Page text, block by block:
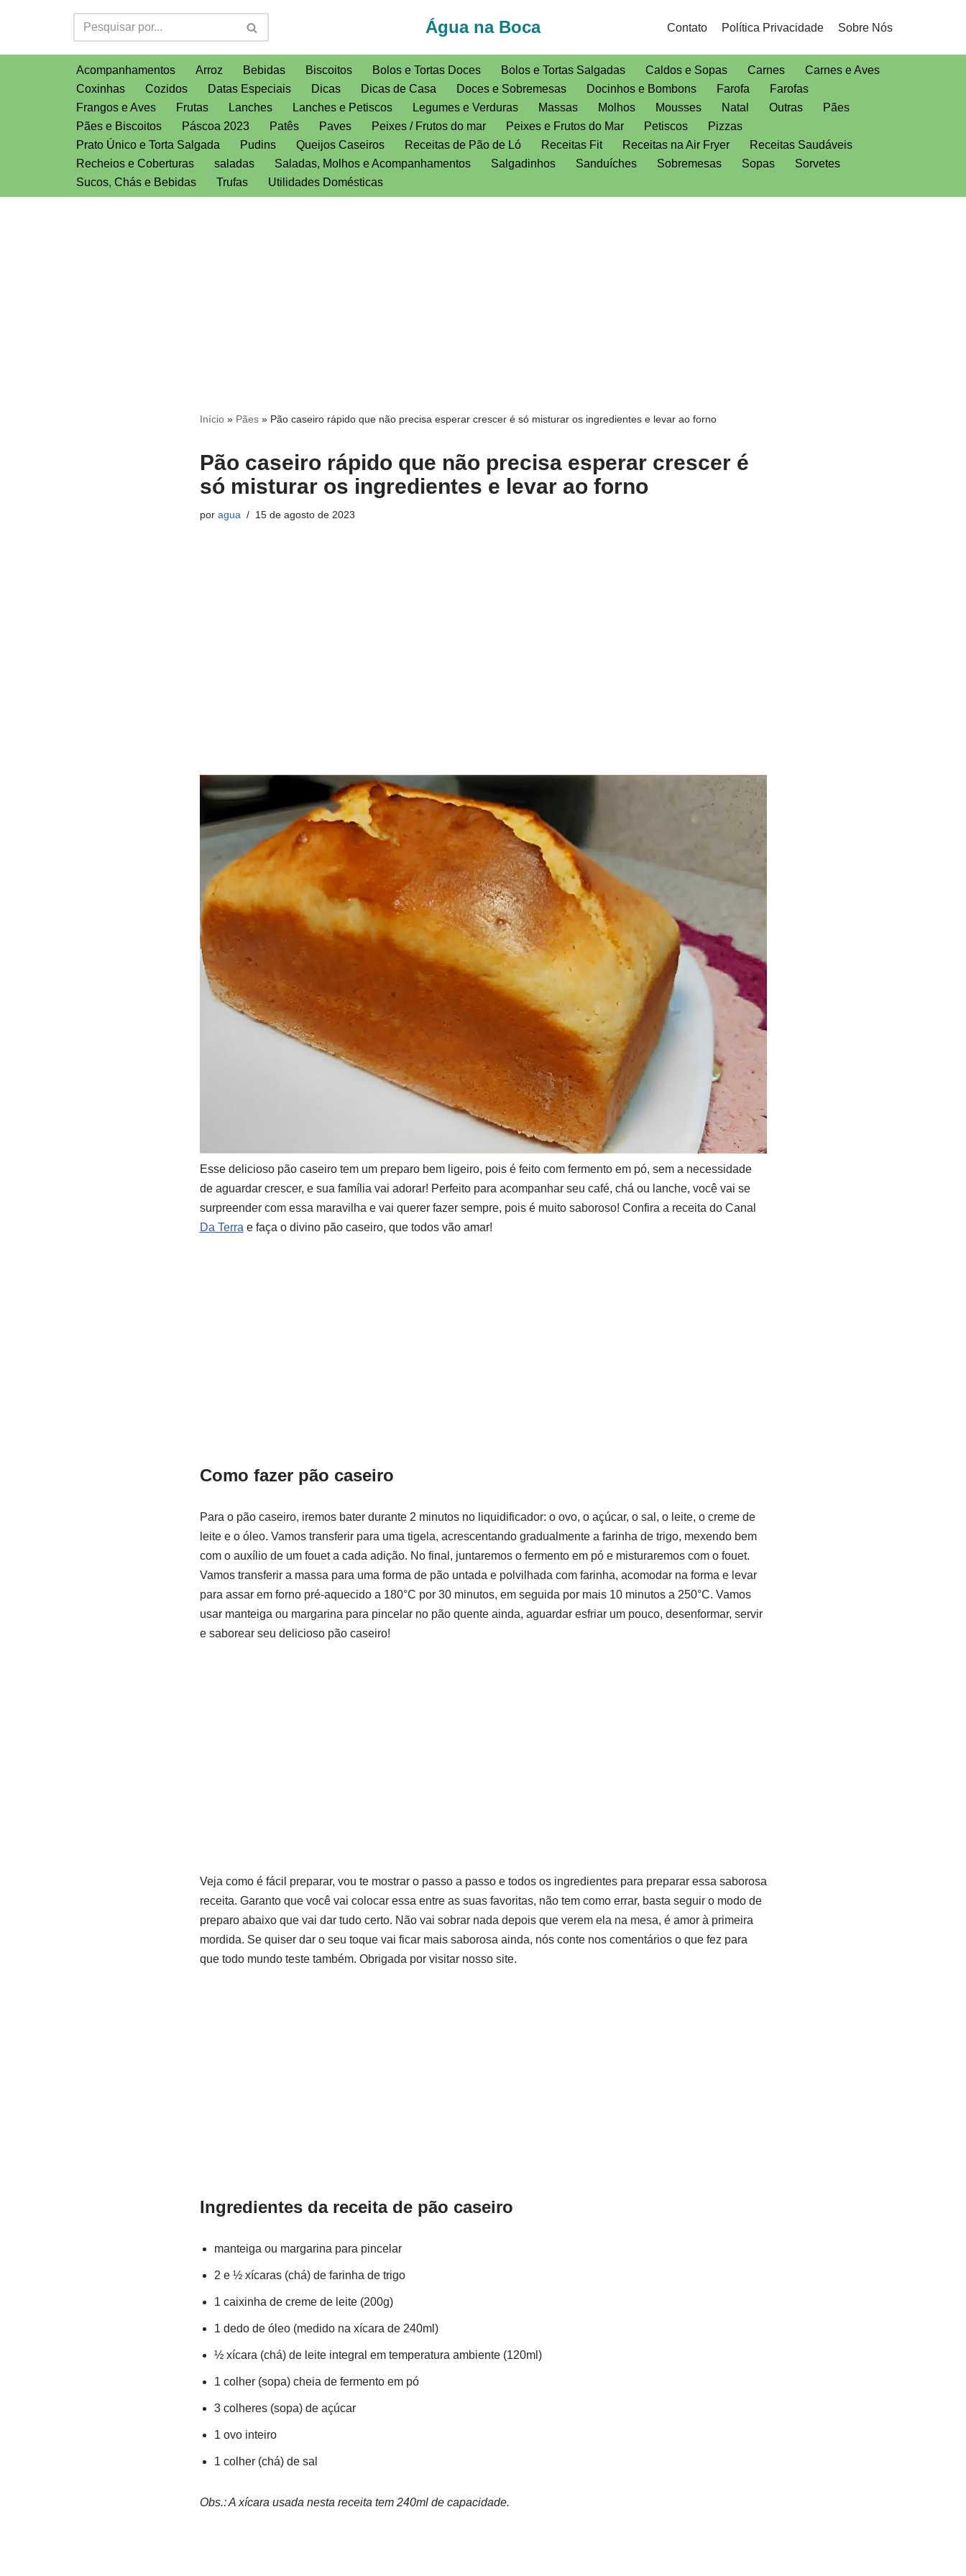
Água na Boca Contato Política Privacidade Sobre Nós
Acompanhamentos Arroz Bebidas Biscoitos Bolos e Tortas Doces Bolos e Tortas Salgadas Caldos e Sopas Carnes
Carnes e Aves
Coxinhas
Cozidos Datas Especiais Dicas Dicas de Casa Doces e Sobremesas Docinhos e Bombons Farofa
Farofas
Frangos e Aves
Frutas Lanches Lanches e Petiscos Legumes e Verduras Massas Molhos Mousses Natal Outras
Pães
Pães e Biscoitos
Páscoa 2023 Patês Paves Peixes / Frutos do mar Peixes e Frutos do Mar Petiscos
Pizzas
Prato Único e Torta Salgada
Pudins Queijos Caseiros Receitas de Pão de Ló Receitas Fit Receitas na Air Fryer
Receitas Saudáveis
Recheios e Coberturas
saladas Saladas, Molhos e Acompanhamentos Salgadinhos Sanduíches Sobremesas Sopas
Sorvetes
Sucos, Chás e Bebidas
Trufas Utilidades Domésticas
Início» Pães» Pão caseiro rápido que não precisa esperar crescer é só misturar os ingredientes e levar ao forno
Pão caseiro rápido que não precisa esperar crescer é
só misturar os ingredientes e levar ao forno
por agua 15 de agosto de 2023
Esse delicioso pão caseiro tem um preparo bem ligeiro, pois é feito com fermento em pó, sem a necessidade
de aguardar crescer, e sua família vai adorar! Perfeito para acompanhar seu café, chá ou lanche, você vai se
surpreender com essa maravilha e vai querer fazer sempre, pois é muito saboroso! Confira a receita do Canal
Da Terra e faça o divino pão caseiro, que todos vão amar!
Como fazer pão caseiro
Para o pão caseiro, iremos bater durante 2 minutos no liquidificador: o ovo, o açúcar, o sal, o leite, o creme de
leite e o óleo. Vamos transferir para uma tigela, acrescentando gradualmente a farinha de trigo, mexendo bem
com o auxílio de um fouet a cada adição. No final, juntaremos o fermento em pó e misturaremos com o fouet.
Vamos transferir a massa para uma forma de pão untada e polvilhada com farinha, acomodar na forma e levar
para assar em forno pré-aquecido a 180°C por 30 minutos, em seguida por mais 10 minutos a 250°C. Vamos
usar manteiga ou margarina para pincelar no pão quente ainda, aguardar esfriar um pouco, desenformar, servir
e saborear seu delicioso pão caseiro!
Veja como é fácil preparar, vou te mostrar o passo a passo e todos os ingredientes para preparar essa saborosa
receita. Garanto que você vai colocar essa entre as suas favoritas, não tem como errar, basta seguir o modo de
preparo abaixo que vai dar tudo certo. Não vai sobrar nada depois que verem ela na mesa, é amor à primeira
mordida. Se quiser dar o seu toque vai ficar mais saborosa ainda, nós conte nos comentários o que fez para
que todo mundo teste também. Obrigada por visitar nosso site.
Ingredientes da receita de pão caseiro
manteiga ou margarina para pincelar
2 e ½ xícaras (chá) de farinha de trigo
1 caixinha de creme de leite (200g)
1 dedo de óleo (medido na xícara de 240ml)
½ xícara (chá) de leite integral em temperatura ambiente (120ml)
1 colher (sopa) cheia de fermento em pó
3 colheres (sopa) de açúcar
1 ovo inteiro
1 colher (chá) de sal
Obs.: A xícara usada nesta receita tem 240ml de capacidade.